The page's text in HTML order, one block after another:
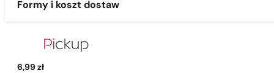
Formy i koszt dostaw
6,99 zł